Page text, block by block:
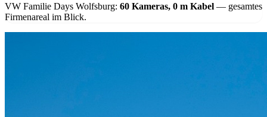
VW Familie Days Wolfsburg: 60 Kameras, 0 m Kabel — gesamtes
Firmenareal im Blick.